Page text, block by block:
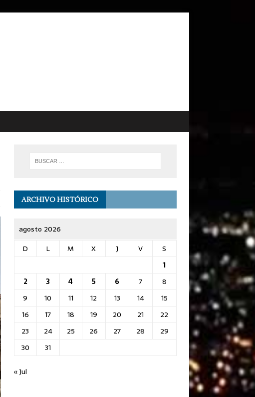
ARCHIVO HISTÓRICO
agosto 2026
D
L M X J V
S
1
2
3 4 5 6 7
8
9
10 11 12 13 14
15
16
17 18 19 20 21
22
23
24 25 26 27 28
29
30
31
« Jul